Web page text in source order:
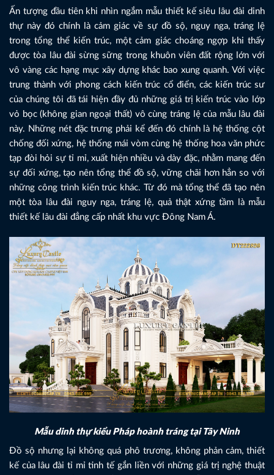
Ấn tượng đầu tiên khi nhìn ngắm mẫu thiết kế siêu lâu đài dinh
thự này đó chính là cảm giác về sự đồ sộ, nguy nga, tráng lệ
trong tổng thể kiến trúc, một cảm giác choáng ngợp khi thấy
được tòa lâu đài sừng sững trong khuôn viên đất rộng lớn với
vô vàng các hạng mục xây dựng khác bao xung quanh. Với việc
trung thành với phong cách kiến trúc cổ điển, các kiến trúc sư
của chúng tôi đã tái hiện đầy đủ những giá trị kiến trúc vào lớp
vỏ bọc (không gian ngoại thất) vô cùng tráng lệ của mẫu lâu đài
này. Những nét đặc trưng phải kể đến đó chính là hệ thống cột
chống đối xứng, hệ thống mái vòm cùng hệ thống hoa văn phức
tạp đòi hỏi sự tỉ mỉ, xuất hiện nhiều và dày đặc, nhằm mang đến
sự đối xứng, tạo nên tổng thể đồ sộ, vững chãi hơn hẳn so với
những công trình kiến trúc khác. Từ đó mà tổng thể đã tạo nên
một tòa lâu đài nguy nga, tráng lệ, quả thật xứng tầm là mẫu
thiết kế lâu đài đẳng cấp nhất khu vực Đông Nam Á.
Mẫu dinh thự kiểu Pháp hoành tráng tại Tây Ninh
Đồ sộ nhưng lại không quá phô trương, không phản cảm, thiết
kế của lâu đài tỉ mỉ tinh tế gắn liền với những giá trị nghệ thuật